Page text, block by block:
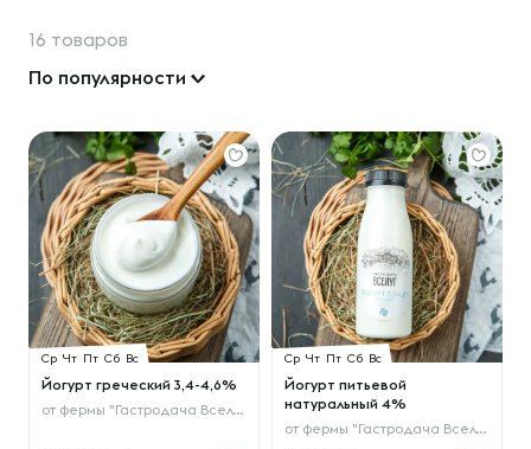
16 товаров
По популярности
Ср Чт Пт Сб Вс
Йогурт греческий 3,4-4,6%
от фермы "Гастродача Вселуг"
Ср Чт Пт Сб Вс
Йогурт питьевой
натуральный 4%
от фермы "Гастродача Вселуг"